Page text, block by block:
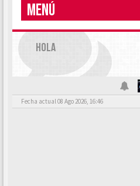
MENÚ
HOLA
Fecha actual 08 Ago 2026, 16:46